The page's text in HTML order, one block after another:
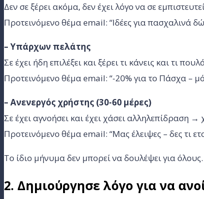
Δεν σε ξέρει ακόμα, δεν έχει λόγο να σε
Προτεινόμενο θέμα email: “Ιδέες για πασχαλινά
– Υπάρχων πελάτης
Σε έχει ήδη επιλέξει και ξέρει τι κάνεις και τι
Προτεινόμενο θέμα email: “-20% για το Πάσχα –
– Ανενεργός χρήστης (30-60 μέρες)
Σε έχει αγνοήσει και έχει χάσει αλληλεπίδραση
Προτεινόμενο θέμα email: “Μας έλειψες – δες τι
Το ίδιο μήνυμα δεν μπορεί να δουλέψει για
2. Δημιούργησε λόγο για να